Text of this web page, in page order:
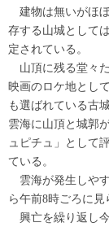
建物は無いがほ
存する山城として
定されている。
山頂に残る堂々
映画のロケ地とし
も選ばれている古
雲海に山頂と城郭
ュピチュ」として
ている。
雲海が発生しや
ら午前8時ごろに見
興亡を繰り返し